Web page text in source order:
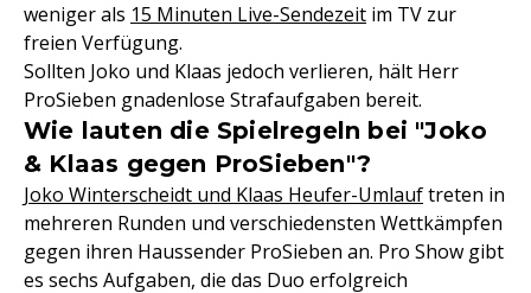
weniger als 15 Minuten Live-Sendezeit im TV zur
freien Verfügung.
Sollten Joko und Klaas jedoch verlieren, hält Herr
ProSieben gnadenlose Strafaufgaben bereit.
Wie lauten die Spielregeln bei "Joko
& Klaas gegen ProSieben"?
Joko Winterscheidt und Klaas Heufer-Umlauftreten in
mehreren Runden und verschiedensten Wettkämpfen
gegen ihren Haussender ProSieben an. Pro Show gibt
es sechs Aufgaben, die das Duo erfolgreich